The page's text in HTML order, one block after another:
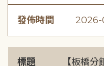
發佈時間 2026-
標題
【板橋